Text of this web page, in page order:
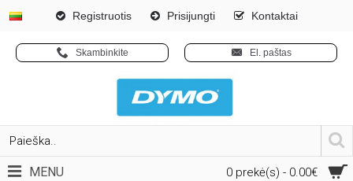
Registruotis Prisijungti Kontaktai
Skambinkite El. paštas
0 prekė(s) - 0.00€
MENU